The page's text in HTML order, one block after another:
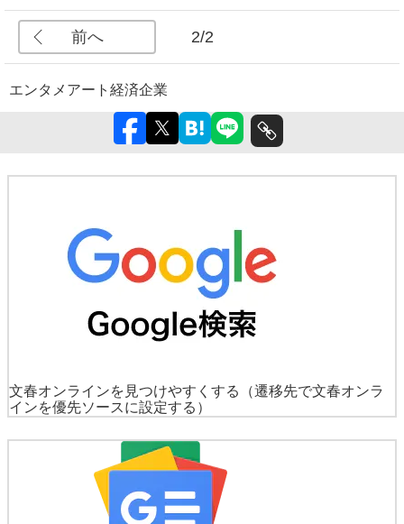
前へ 2/2
エンタメ アート 経済企業
文春オンラインを見つけやすくする
（遷移先で文春オンラ
インを優先ソースに設定する）